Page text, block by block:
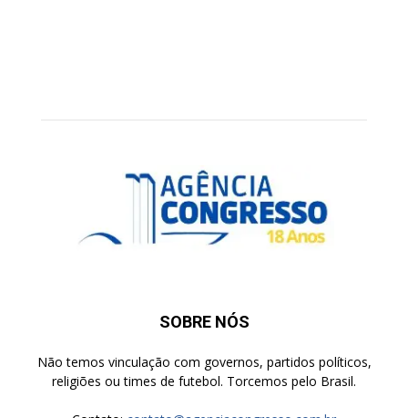
SOBRE NÓS
Não temos vinculação com governos, partidos políticos,
religiões ou times de futebol. Torcemos pelo Brasil.